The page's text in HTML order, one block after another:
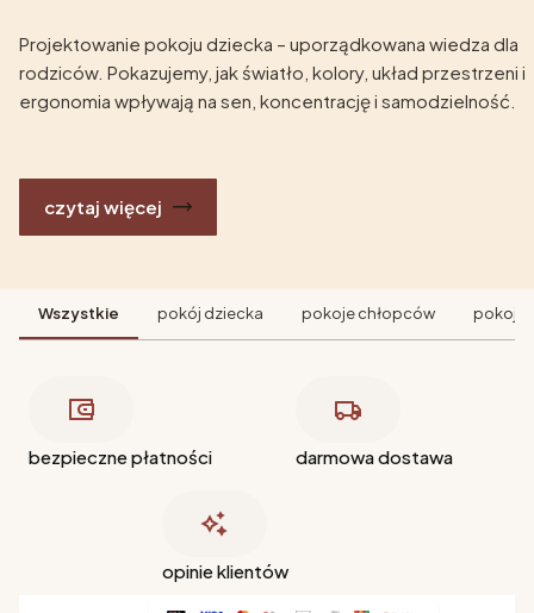
Projektowanie pokoju dziecka – uporządkowana wiedza dla
rodziców. Pokazujemy, jak światło, kolory, układ przestrzeni i
ergonomia wpływają na sen, koncentrację i samodzielność.
czytaj więcej
Wszystkie pokój dziecka pokoje chłopców pokoje
bezpieczne płatności darmowa dostawa
opinie klientów